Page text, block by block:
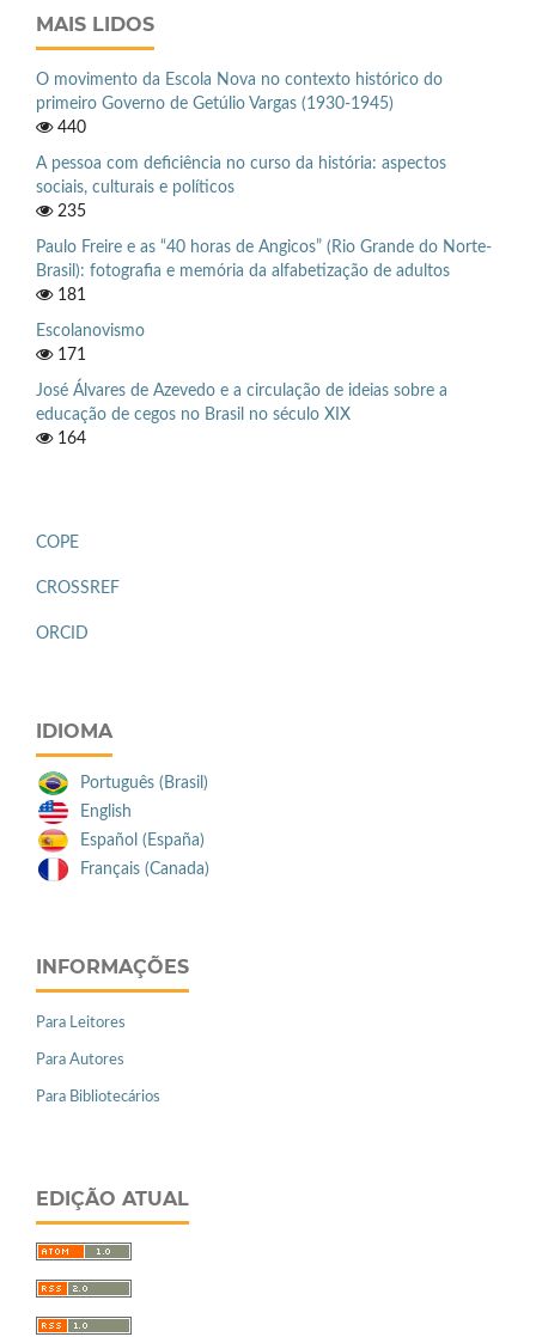
MAIS LIDOS
O movimento da Escola Nova no contexto histórico do
primeiro Governo de Getúlio Vargas (1930-1945)
440
A pessoa com deficiência no curso da história: aspectos
sociais, culturais e políticos
235
Paulo Freire e as “40 horas de Angicos” (Rio Grande do Norte-
Brasil): fotografia e memória da alfabetização de adultos
181
Escolanovismo
171
José Álvares de Azevedo e a circulação de ideias sobre a
educação de cegos no Brasil no século XIX
164
COPE
CROSSREF
ORCID
IDIOMA
Português (Brasil)
English
Español (España)
Français (Canada)
INFORMAÇÕES
Para Leitores
Para Autores
Para Bibliotecários
EDIÇÃO ATUAL